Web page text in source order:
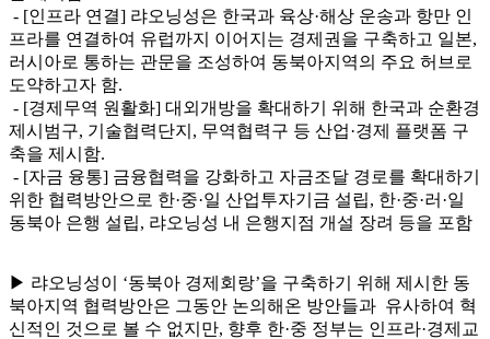
- [인프라 연결] 랴오닝성은 한국과 육상·해상 운송과 항만 인
프라를 연결하여 유럽까지 이어지는 경제권을 구축하고 일본,
러시아로 통하는 관문을 조성하여 동북아지역의 주요 허브로
도약하고자 함.
- [경제무역 원활화] 대외개방을 확대하기 위해 한국과 순환경
제시범구, 기술협력단지, 무역협력구 등 산업·경제 플랫폼 구
축을 제시함.
- [자금 융통] 금융협력을 강화하고 자금조달 경로를 확대하기
위한 협력방안으로 한·중·일 산업투자기금 설립, 한·중·러·일
동북아 은행 설립, 랴오닝성 내 은행지점 개설 장려 등을 포함
▶ 랴오닝성이 ‘동북아 경제회랑’을 구축하기 위해 제시한 동
북아지역 협력방안은 그동안 논의해온 방안들과 유사하여 혁
신적인 것으로 볼 수 없지만, 향후 한·중 정부는 인프라·경제교